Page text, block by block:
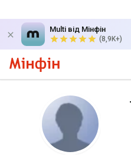
Multi від Мінфін
(8,9K+)